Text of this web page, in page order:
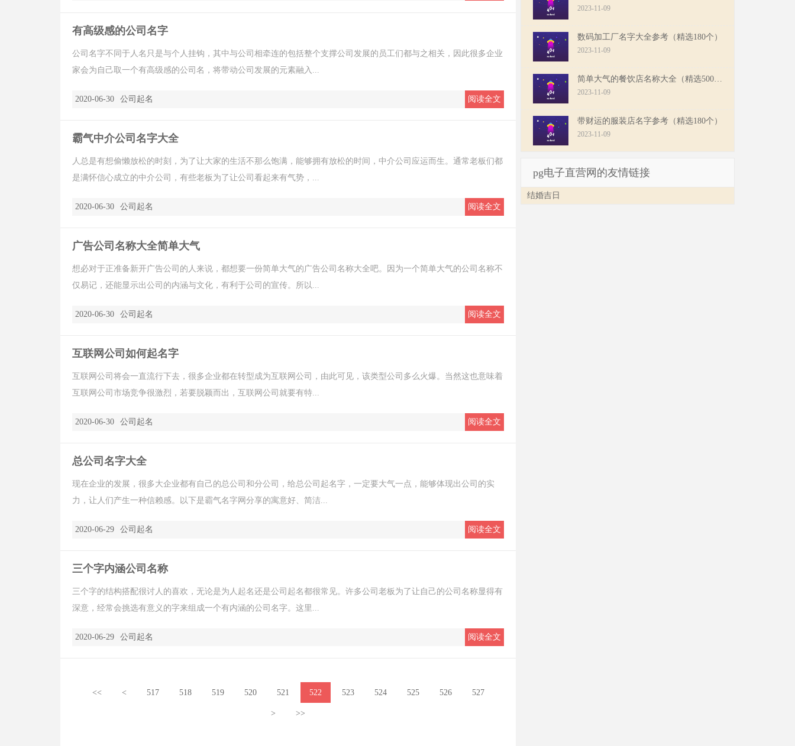
有高级感的公司名字
公司名字不同于人名只是与个人挂钩，其中与公司相牵连的包括整个支撑公司发展的员工们都与之相关，因此很多企业
家会为自己取一个有高级感的公司名，将带动公司发展的元素融入...
2020-06-30 公司起名 阅读全文
霸气中介公司名字大全
人总是有想偷懒放松的时刻，为了让大家的生活不那么饱满，能够拥有放松的时间，中介公司应运而生。通常老板们都
是满怀信心成立的中介公司，有些老板为了让公司看起来有气势，...
2020-06-30 公司起名 阅读全文
广告公司名称大全简单大气
想必对于正准备新开广告公司的人来说，都想要一份简单大气的广告公司名称大全吧。因为一个简单大气的公司名称不
仅易记，还能显示出公司的内涵与文化，有利于公司的宣传。所以...
2020-06-30 公司起名 阅读全文
互联网公司如何起名字
互联网公司将会一直流行下去，很多企业都在转型成为互联网公司，由此可见，该类型公司多么火爆。当然这也意味着
互联网公司市场竞争很激烈，若要脱颖而出，互联网公司就要有特...
2020-06-30 公司起名 阅读全文
总公司名字大全
现在企业的发展，很多大企业都有自己的总公司和分公司，给总公司起名字，一定要大气一点，能够体现出公司的实
力，让人们产生一种信赖感。以下是霸气名字网分享的寓意好、简洁...
2020-06-29 公司起名 阅读全文
三个字内涵公司名称
三个字的结构搭配很讨人的喜欢，无论是为人起名还是公司起名都很常见。许多公司老板为了让自己的公司名称显得有
深意，经常会挑选有意义的字来组成一个有内涵的公司名字。这里...
2020-06-29 公司起名 阅读全文
<< < 517 518 519 520 521 522 523 524 525 526 527
> >>
2023-11-09
数码加工厂名字大全参考（精选180个）
2023-11-09
2023-11-09
带财运的服装店名字参考（精选180个）
2023-11-09
pg电子直营网的友情链接
结婚吉日